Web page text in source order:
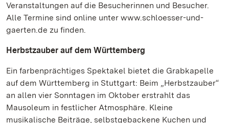
Veranstaltungen auf die Besucherinnen und Besucher.
Alle Termine sind online unter www.schloesser-und-
gaerten.de zu finden.
Herbstzauber auf dem Württemberg
Ein farbenprächtiges Spektakel bietet die Grabkapelle
auf dem Württemberg in Stuttgart: Beim „Herbstzauber“
an allen vier Sonntagen im Oktober erstrahlt das
Mausoleum in festlicher Atmosphäre. Kleine
musikalische Beiträge, selbstgebackene Kuchen und